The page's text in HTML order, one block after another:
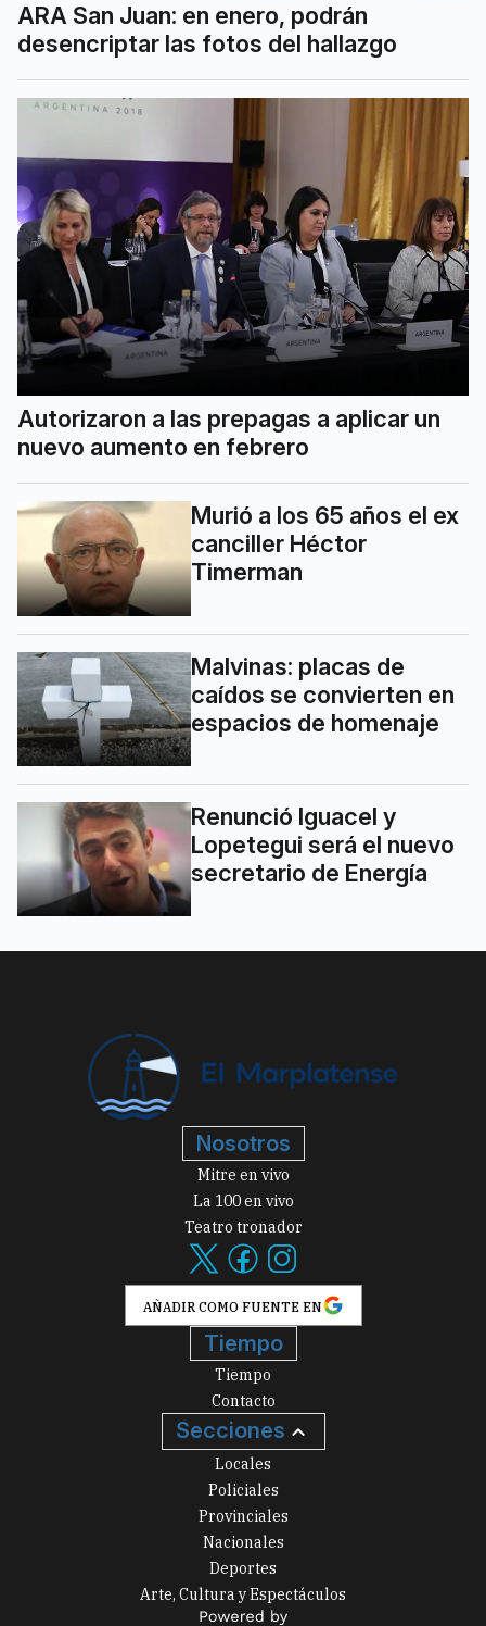
ARA San Juan: en enero, podrán
desencriptar las fotos del hallazgo
Autorizaron a las prepagas a aplicar un
nuevo aumento en febrero
Murió a los 65 años el ex
canciller Héctor
Timerman
Malvinas: placas de
caídos se convierten en
espacios de homenaje
Renunció Iguacel y
Lopetegui será el nuevo
secretario de Energía
Nosotros
Mitre en vivo
La 100 en vivo
Teatro tronador
AÑADIR COMO FUENTE EN
Tiempo
Tiempo
Contacto
Secciones
Locales
Policiales
Provinciales
Nacionales
Deportes
Arte, Cultura y Espectáculos